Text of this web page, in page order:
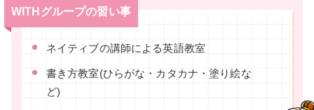
WITHグループの習い事
ネイティブの講師による英語教室
書き方教室(ひらがな・カタカナ・塗り絵な
ど)